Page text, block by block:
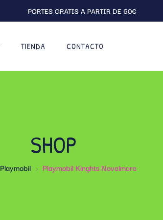
PORTES GRATIS A PARTIR DE 60€
TIENDA CONTACTO
SHOP
Playmobil Playmobil Kinghts Novelmore